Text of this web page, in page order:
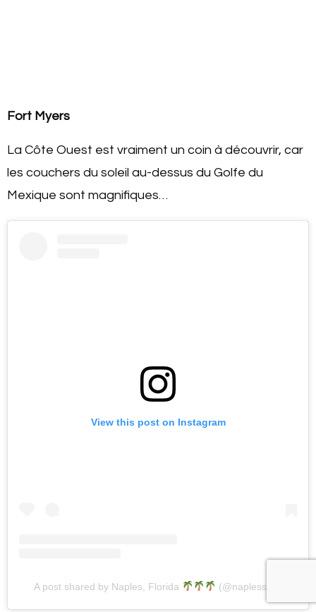
Fort Myers
La Côte Ouest est vraiment un coin à découvrir, car
les couchers du soleil au-dessus du Golfe du
Mexique sont magnifiques…
View this post on Instagram
A post shared by Naples, Florida (@naplesswfl)